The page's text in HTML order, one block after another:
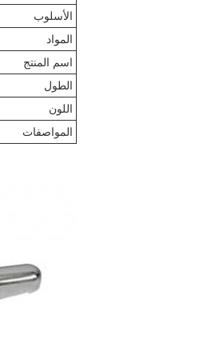
الأسلوب
المواد
اسم المنتج
الطول
اللون
المواصفات